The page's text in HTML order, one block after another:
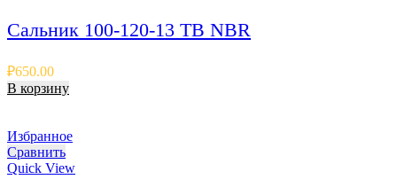
Сальник 100-120-13 TB NBR
₽650.00
В корзину
Избранное
Сравнить
Quick View